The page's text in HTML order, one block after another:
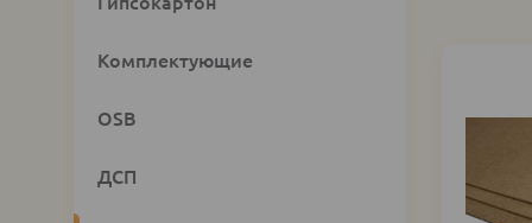
block
Комплектующие
OSB
ДСП